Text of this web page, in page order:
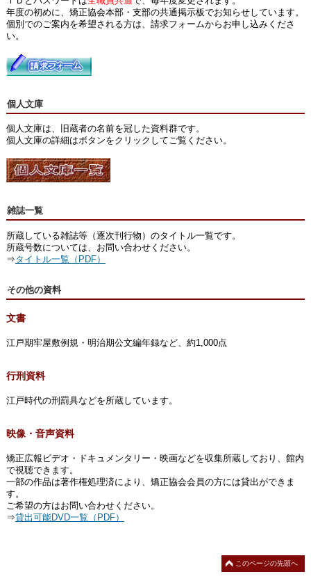
年度の初めに、矯正協会本部・支部の共通掲示板でお知らせしています。
個別でのご案内を希望される方は、請求フォームからお申し込みくださ
い。
個人文庫
個人文庫は、旧蔵者の名前を冠した資料群です。
個人文庫の詳細はボタンをクリックしてご覧ください。
雑誌一覧
所蔵している雑誌等（逐次刊行物）のタイトル一覧です。
所蔵号数については、お問い合わせください。
⇒タイトル一覧（PDF）
その他の資料
文書
江戸期牢屋敷例規・明治期公文編年録など、約1,000点
行刑資料
江戸時代の刑罰具などを所蔵しています。
映像・音声資料
矯正広報ビデオ・ドキュメンタリー・映画などを収集所蔵しており、館内
で視聴できます。
一部の作品は著作権処理済により、矯正協会会員の方には貸出ができま
す。
ご希望の方はお問い合わせください。
⇒貸出可能DVD一覧（PDF）
このページの先頭へ